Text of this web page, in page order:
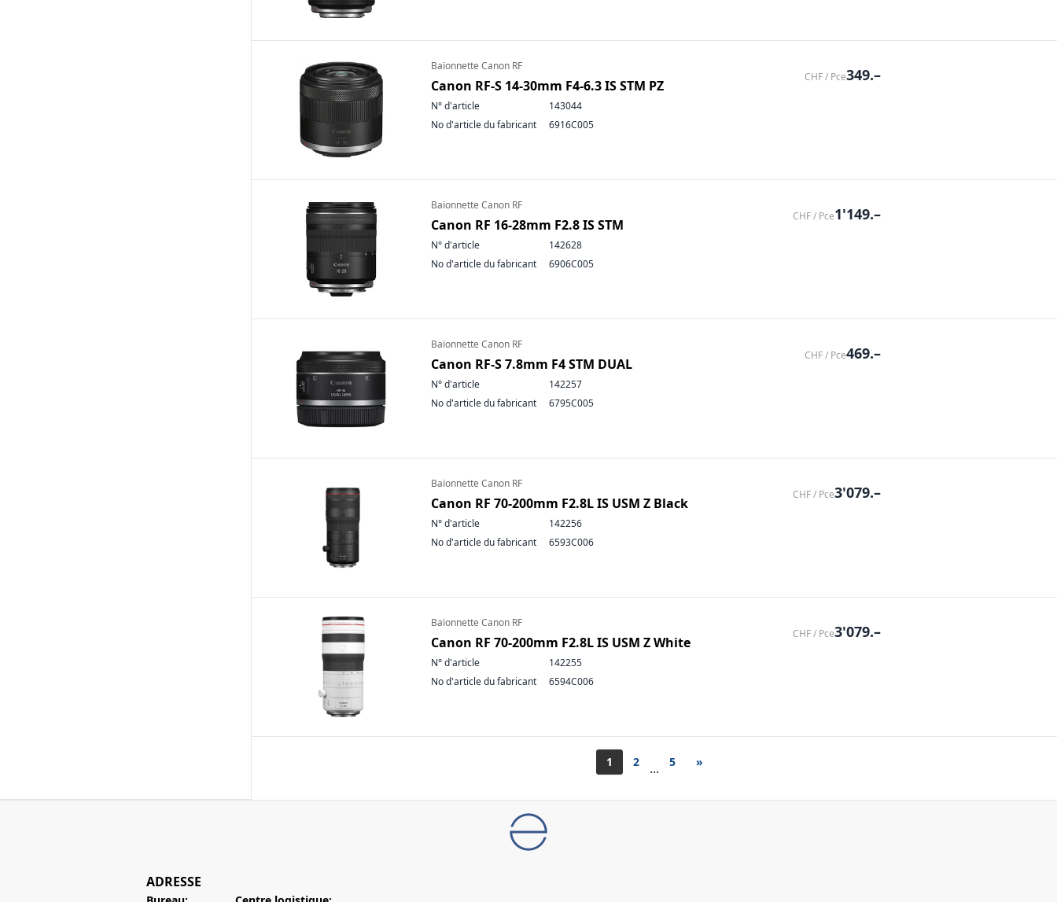
Baïonnette Canon RF
Canon RF-S 14-30mm F4-6.3 IS STM PZ
N° d'article
143044
No d'article du fabricant
6916C005
CHF / Pce349.–
Baïonnette Canon RF
Canon RF 16-28mm F2.8 IS STM
N° d'article
142628
No d'article du fabricant
6906C005
CHF / Pce1'149.–
Baïonnette Canon RF
Canon RF-S 7.8mm F4 STM DUAL
N° d'article
142257
No d'article du fabricant
6795C005
CHF / Pce469.–
Baïonnette Canon RF
Canon RF 70-200mm F2.8L IS USM Z Black
N° d'article
142256
No d'article du fabricant
6593C006
CHF / Pce3'079.–
Baïonnette Canon RF
Canon RF 70-200mm F2.8L IS USM Z White
N° d'article
142255
No d'article du fabricant
6594C006
CHF / Pce3'079.–
1 2 ... 5 »
ADRESSE